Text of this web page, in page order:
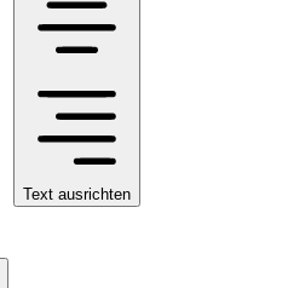
Text ausrichten